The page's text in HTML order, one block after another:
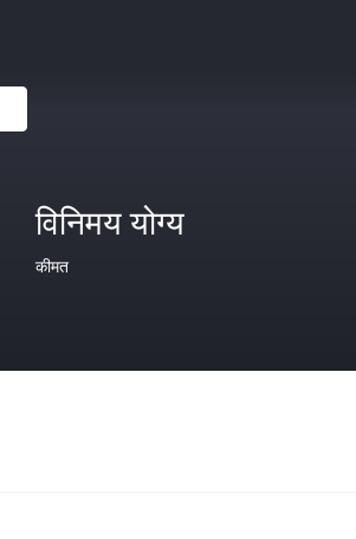
विनिमय योग्य
कीमत